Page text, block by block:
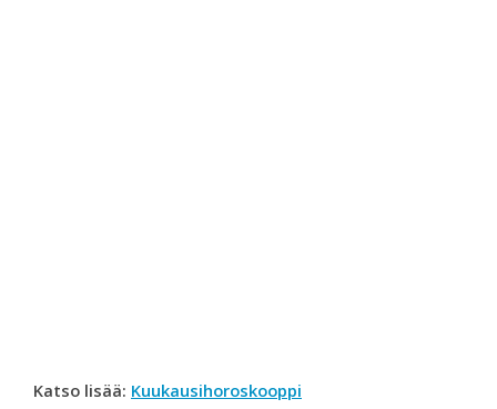
Katso lisää: Kuukausihoroskooppi